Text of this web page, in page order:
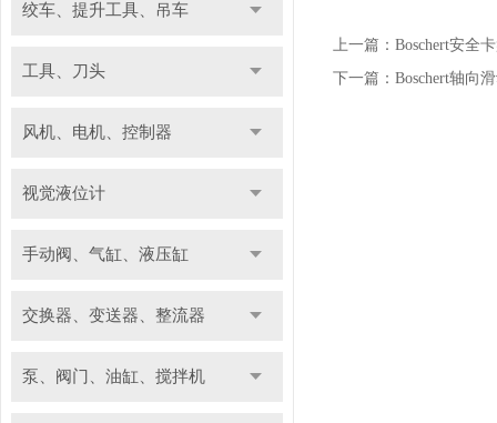
绞车、提升工具、吊车
工具、刀头
风机、电机、控制器
视觉液位计
手动阀、气缸、液压缸
交换器、变送器、整流器
泵、阀门、油缸、搅拌机
上一篇： Boschert安全
下一篇： Boschert轴向